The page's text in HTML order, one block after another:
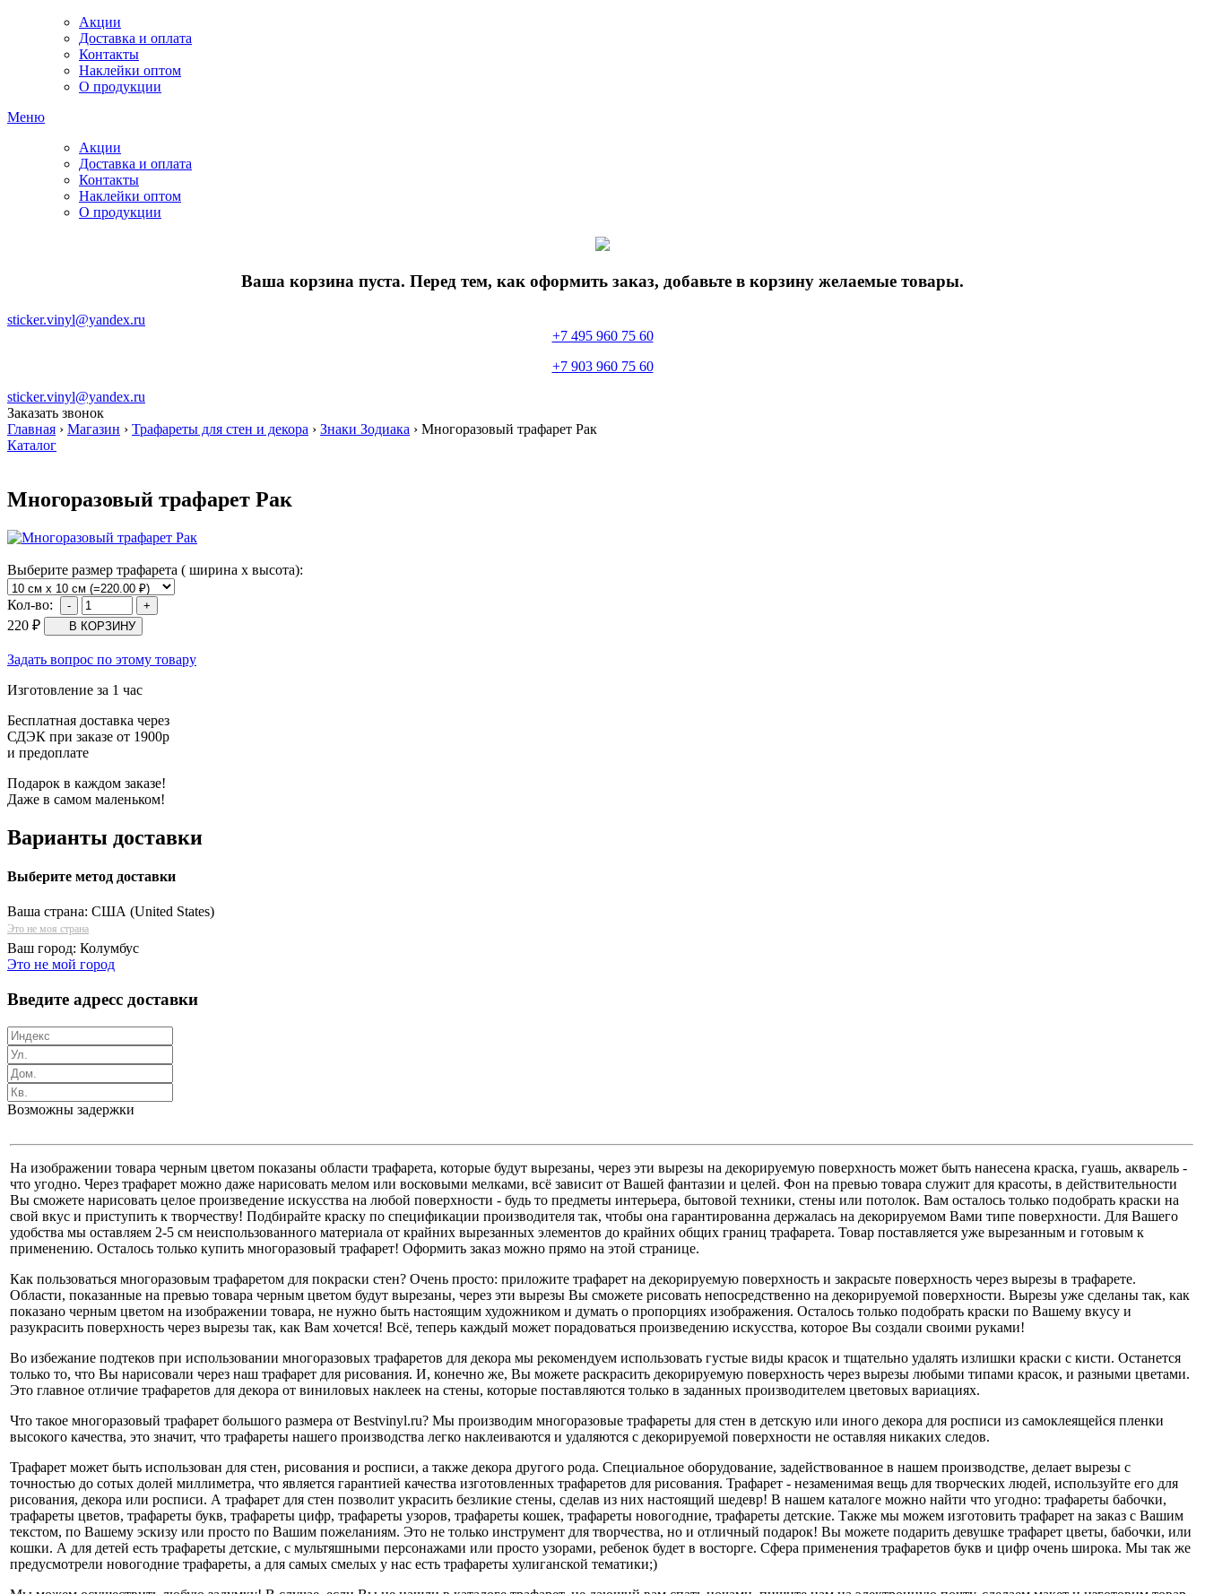
Акции
Доставка и оплата
Контакты
Наклейки оптом
О продукции
Меню
Акции
Доставка и оплата
Контакты
Наклейки оптом
О продукции
Ваша корзина пуста. Перед тем, как оформить заказ, добавьте в корзину желаемые товары.
sticker.vinyl@yandex.ru
+7 495 960 75 60
+7 903 960 75 60
sticker.vinyl@yandex.ru
Заказать звонок
Главная › Магазин › Трафареты для стен и декора › Знаки Зодиака › Многоразовый трафарет Рак
Каталог
Многоразовый трафарет Рак
Выберите размер трафарета ( ширина х высота):
Кол-во:
220 ₽
Задать вопрос по этому товару
Изготовление за 1 час
Бесплатная доставка через
СДЭК при заказе от 1900р
и предоплате
Подарок в каждом заказе!
Даже в самом маленьком!
Варианты доставки
Выберите метод доставки
Ваша страна: США (United States)
Это не моя страна
Ваш город: Колумбус
Это не мой город
Введите адресс доставки
Возможны задержки
На изображении товара черным цветом показаны области трафарета, которые будут вырезаны, через эти вырезы на декорируемую поверхность может быть нанесена краска, гуашь, акварель -
что угодно. Через трафарет можно даже нарисовать мелом или восковыми мелками, всё зависит от Вашей фантазии и целей. Фон на превью товара служит для красоты, в действительности
Вы сможете нарисовать целое произведение искусства на любой поверхности - будь то предметы интерьера, бытовой техники, стены или потолок. Вам осталось только подобрать краски на
свой вкус и приступить к творчеству! Подбирайте краску по спецификации производителя так, чтобы она гарантированна держалась на декорируемом Вами типе поверхности. Для Вашего
удобства мы оставляем 2-5 см неиспользованного материала от крайних вырезанных элементов до крайних общих границ трафарета. Товар поставляется уже вырезанным и готовым к
применению. Осталось только купить многоразовый трафарет! Оформить заказ можно прямо на этой странице.
Как пользоваться многоразовым трафаретом для покраски стен? Очень просто: приложите трафарет на декорируемую поверхность и закрасьте поверхность через вырезы в трафарете.
Области, показанные на превью товара черным цветом будут вырезаны, через эти вырезы Вы сможете рисовать непосредственно на декорируемой поверхности. Вырезы уже сделаны так, как
показано черным цветом на изображении товара, не нужно быть настоящим художником и думать о пропорциях изображения. Осталось только подобрать краски по Вашему вкусу и
разукрасить поверхность через вырезы так, как Вам хочется! Всё, теперь каждый может порадоваться произведению искусства, которое Вы создали своими руками!
Во избежание подтеков при использовании многоразовых трафаретов для декора мы рекомендуем использовать густые виды красок и тщательно удалять излишки краски с кисти. Останется
только то, что Вы нарисовали через наш трафарет для рисования. И, конечно же, Вы можете раскрасить декорируемую поверхность через вырезы любыми типами красок, и разными цветами.
Это главное отличие трафаретов для декора от виниловых наклеек на стены, которые поставляются только в заданных производителем цветовых вариациях.
Что такое многоразовый трафарет большого размера от Bestvinyl.ru? Мы производим многоразовые трафареты для стен в детскую или иного декора для росписи из самоклеящейся пленки
высокого качества, это значит, что трафареты нашего производства легко наклеиваются и удаляются с декорируемой поверхности не оставляя никаких следов.
Трафарет может быть использован для стен, рисования и росписи, а также декора другого рода. Специальное оборудование, задействованное в нашем производстве, делает вырезы с
точностью до сотых долей миллиметра, что является гарантией качества изготовленных трафаретов для рисования. Трафарет - незаменимая вещь для творческих людей, используйте его для
рисования, декора или росписи. А трафарет для стен позволит украсить безликие стены, сделав из них настоящий шедевр! В нашем каталоге можно найти что угодно: трафареты бабочки,
трафареты цветов, трафареты букв, трафареты цифр, трафареты узоров, трафареты кошек, трафареты новогодние, трафареты детские. Также мы можем изготовить трафарет на заказ с Вашим
текстом, по Вашему эскизу или просто по Вашим пожеланиям. Это не только инструмент для творчества, но и отличный подарок! Вы можете подарить девушке трафарет цветы, бабочки, или
кошки. А для детей есть трафареты детские, с мультяшными персонажами или просто узорами, ребенок будет в восторге. Сфера применения трафаретов букв и цифр очень широка. Мы так же
предусмотрели новогодние трафареты, а для самых смелых у нас есть трафареты хулиганской тематики;)